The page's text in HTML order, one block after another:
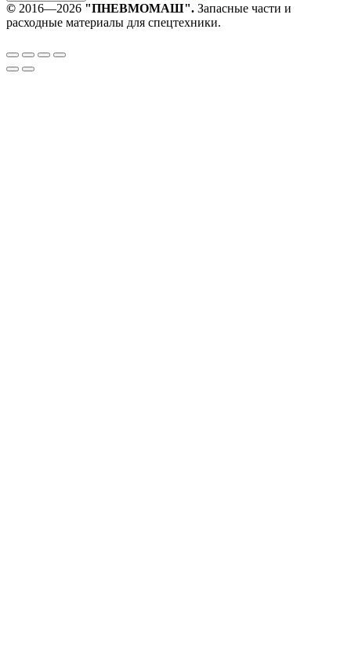
© 2016—2026 "ПНЕВМОМАШ". Запасные части и
расходные материалы для спецтехники.